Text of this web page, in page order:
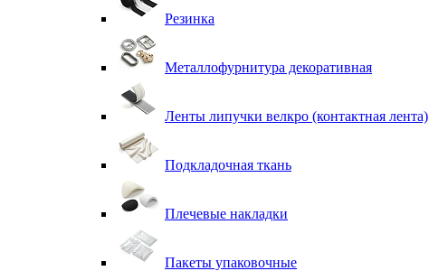
Резинка
Металлофурнитура декоративная
Ленты липучки велкро (контактная лента)
Подкладочная ткань
Плечевые накладки
Пакеты упаковочные